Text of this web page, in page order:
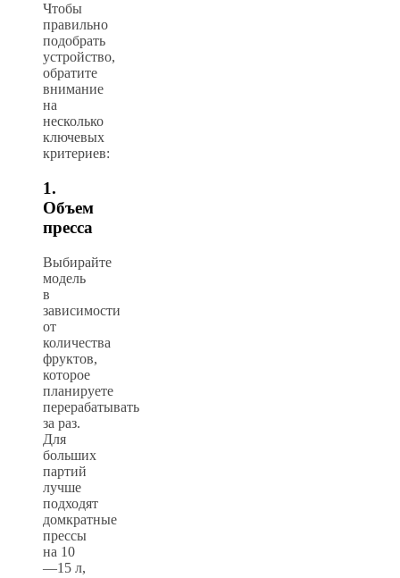
Чтобы
правильно
подобрать
устройство,
обратите
внимание
на
несколько
ключевых
критериев:
1.
Объем
пресса
Выбирайте
модель
в
зависимости
от
количества
фруктов,
которое
планируете
перерабатывать
за раз.
Для
больших
партий
лучше
подходят
домкратные
прессы
на 10
—15 л,